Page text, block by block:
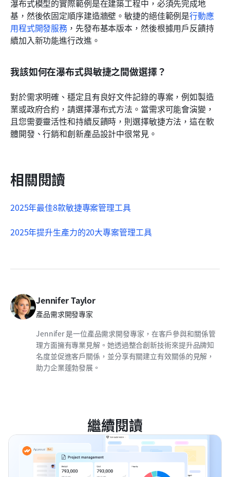
瀑布式模型的實際範例是在建築工程中，必須先完成地
基，然後依固定順序建造牆壁。敏捷的絕佳範例是行動應
用程式開發服務 ，先發布基本版本，然後根據用戶反饋持
續加入新功能進行改進。
我該如何在瀑布式與敏捷之間做選擇？
對於需求明確、穩定且有良好文件記錄的專案，例如製造
業或政府合約，請選擇瀑布式方法。當需求可能會演變，
且您需要靈活性和持續反饋時，則選擇敏捷方法，這在軟
體開發、行銷和創新產品設計中很常見。
相關閱讀
2025年最佳8款敏捷專案管理工具
2025年提升生產力的20大專案管理工具
Jennifer Taylor
產品需求開發專家
Jennifer 是一位產品需求開發專家，在客戶參與和關係管
理方面擁有專業見解。她透過整合創新技術來提升品牌知
名度並促進客戶關係，並分享有關建立有效關係的見解，
助力企業蓬勃發展。
繼續閱讀